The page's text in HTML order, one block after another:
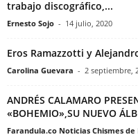
trabajo discográfico,...
Ernesto Sojo - 14 julio, 2020
Eros Ramazzotti y
Carolina Guevara - 2 septiembre,
ANDRÉS CALAMARO
«BOHEMIO»,SU NUEVO
Farandula.co Noticias Chismes